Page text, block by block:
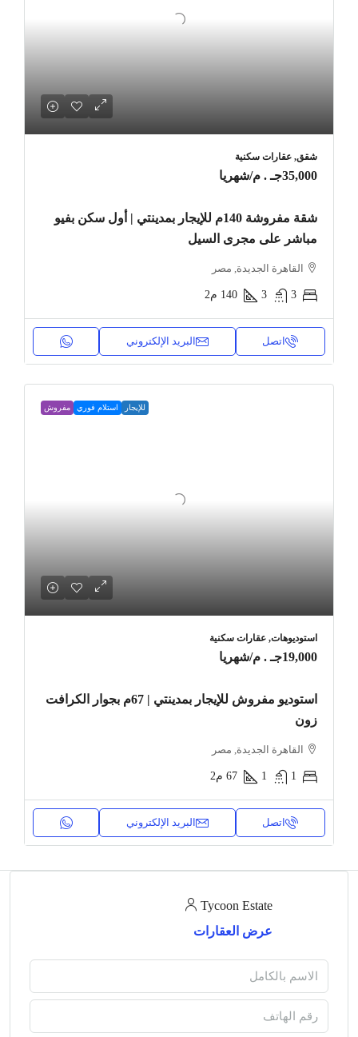
شقق, عقارات سكنية
35,000جـ . م /شهريا
شقة مفروشة 140م للإيجار بمدينتي | أول سكن بفيو
مباشر على مجرى السيل
القاهرة الجديدة, مصر
3
3
140 م2
اتصل البريد الإلكتروني
للإيجار استلام فوري مفروش
استوديوهات, عقارات سكنية
19,000جـ . م /شهريا
استوديو مفروش للإيجار بمدينتي | 67م بجوار الكرافت
زون
القاهرة الجديدة, مصر
1
1
67 م2
اتصل البريد الإلكتروني
Tycoon Estate
عرض العقارات